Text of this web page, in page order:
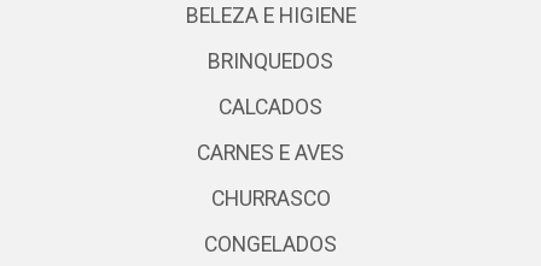
BELEZA E HIGIENE
BRINQUEDOS
CALCADOS
CARNES E AVES
CHURRASCO
CONGELADOS